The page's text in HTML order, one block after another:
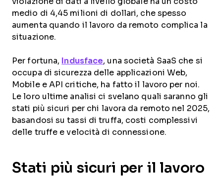
medio di 4,45 milioni di dollari, che spesso
aumenta quando il lavoro da remoto complica la
situazione.
Per fortuna, Indusface, una società SaaS che si
occupa di sicurezza delle applicazioni Web,
Mobile e API critiche, ha fatto il lavoro per noi.
Le loro ultime analisi ci svelano quali saranno gli
stati più sicuri per chi lavora da remoto nel 2025,
basandosi su tassi di truffa, costi complessivi
delle truffe e velocità di connessione.
Stati più sicuri per il lavoro